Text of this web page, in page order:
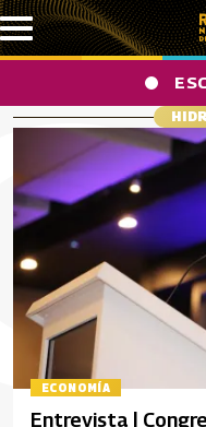
Pasar al contenido principal
ECONOMÍA
Entrevista |